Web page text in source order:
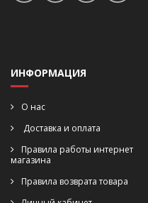
ИНФОРМАЦИЯ
О нас
Доставка и оплата
Правила работы интернет
магазина
Правила возврата товара